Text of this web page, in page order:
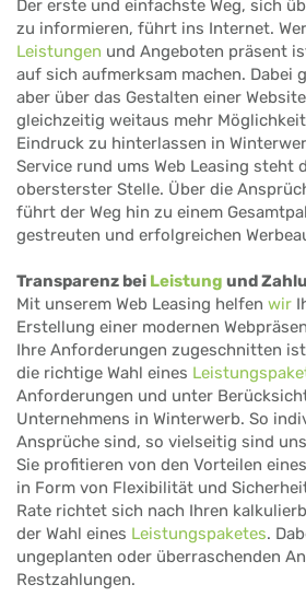
Der erste und einfachste Weg, sich
zu informieren, führt ins Internet.
Leistungen und Angeboten präsent
auf sich aufmerksam machen. Dabei
aber über das Gestalten einer
gleichzeitig weitaus mehr
Eindruck zu hinterlassen in
Service rund ums Web Leasing steht
obersterster Stelle. Über die
führt der Weg hin zu einem
gestreuten und erfolgreichen
Transparenz bei Leistung und
Mit unserem Web Leasing helfen wir
Erstellung einer modernen
Ihre Anforderungen zugeschnitten
die richtige Wahl eines
Anforderungen und unter
Unternehmens in Winterwerb. So
Ansprüche sind, so vielseitig sind
Sie profitieren von den Vorteilen
in Form von Flexibilität und
Rate richtet sich nach Ihren
der Wahl eines Leistungspaketes.
ungeplanten oder überraschenden
Restzahlungen.